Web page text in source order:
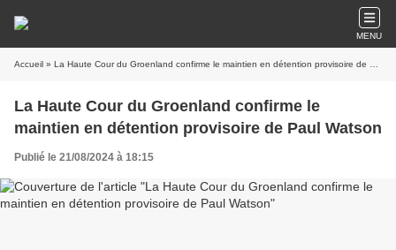
MENU
Accueil » La Haute Cour du Groenland confirme le maintien en détention provisoire de Paul Watson
La Haute Cour du Groenland confirme le
maintien en détention provisoire de Paul Watson
Publié le 21/08/2024 à 18:15